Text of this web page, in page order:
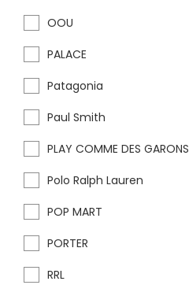
OOU
PALACE
Patagonia
Paul Smith
PLAY COMME DES GARONS
Polo Ralph Lauren
POP MART
PORTER
RRL